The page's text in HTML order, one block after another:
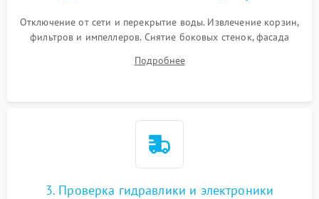
Отключение от сети и перекрытие воды. Извлечение корзин,
фильтров и импеллеров. Снятие боковых стенок, фасада
циркуляционному насосу, ТЭНу и сливной помпе.
Подробнее
3. Проверка гидравлики и электроники